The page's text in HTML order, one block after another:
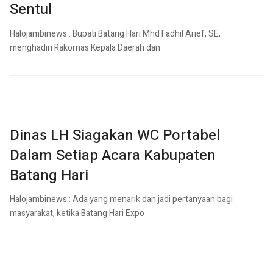
Sentul
Halojambinews : Bupati Batang Hari Mhd Fadhil Arief, SE,
menghadiri Rakornas Kepala Daerah dan
Dinas LH Siagakan WC Portabel
Dalam Setiap Acara Kabupaten
Batang Hari
Halojambinews : Ada yang menarik dan jadi pertanyaan bagi
masyarakat, ketika Batang Hari Expo